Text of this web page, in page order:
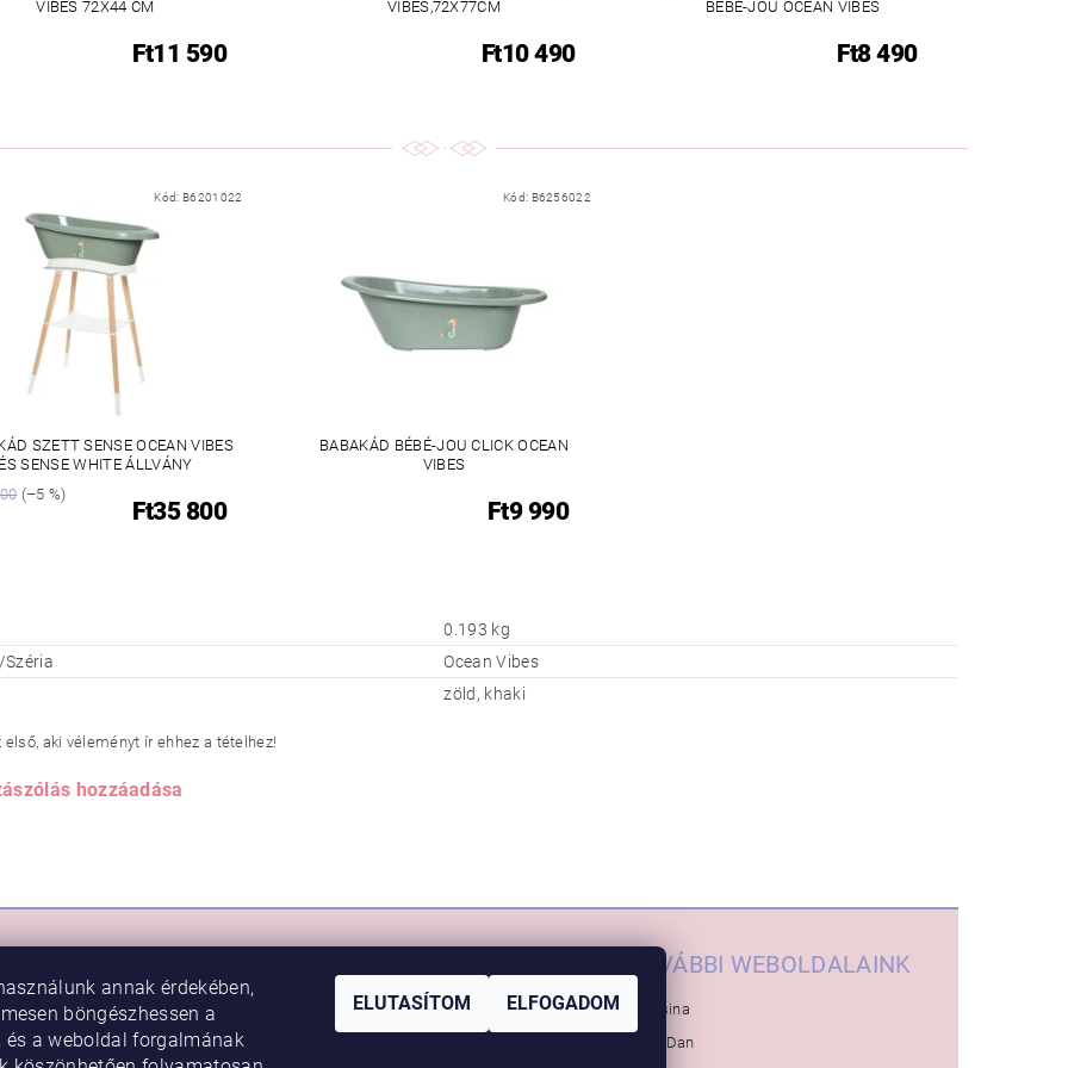
VIBES 72X44 CM
Ft11 590
VIBES,72X77CM
Ft10 490
BÉBÉ-JOU OCEAN VIBES
Ft8 490
Kód: B6201022
SZETT SENSE OCEAN VIBES
ÉS SENSE WHITE ÁLLVÁNY
(–5 %)
Ft35 800
Kód: B6256022
BABAKÁD BÉBÉ-JOU CLICK OCEAN
VIBES
Ft9 990
0.193 kg
Ocean Vibes
zöld, khaki
első, aki véleményt ír ehhez a tételhez!
hozzáadása
feltételek
Kapcsolat
TOVÁBBI WEBOLDALAINK
Inglesina
Baby-Dan
annak érdekében,
böngészhessen a
és a weboldal forgalmának
ELUTASÍTOM ELFOGADOM